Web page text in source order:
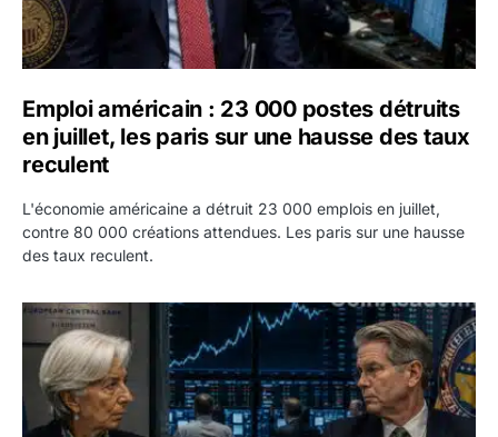
Emploi américain : 23 000 postes détruits
en juillet, les paris sur une hausse des taux
reculent
L'économie américaine a détruit 23 000 emplois en juillet,
contre 80 000 créations attendues. Les paris sur une hausse
des taux reculent.
Yen : Washington a vendu des euros sans prévenir la